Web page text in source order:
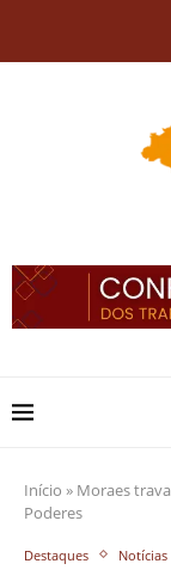
Início » Moraes
Poderes
Destaques Notícias